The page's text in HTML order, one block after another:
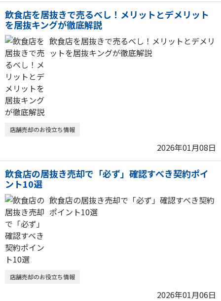
飲食店を居抜きで売るべし！メリットとデメリット
を居抜キングが徹底解説
飲食店を居抜きで売るべし！メリットとデメリ
ットを居抜キングが徹底解説
店舗売却のお役立ち情報
2026年01月08日
飲食店の居抜き売却で「必ず」確認すべき契約ポイ
ント10選
飲食店の居抜き売却で「必ず」確認すべき契約
ポイント10選
店舗売却のお役立ち情報
2026年01月06日